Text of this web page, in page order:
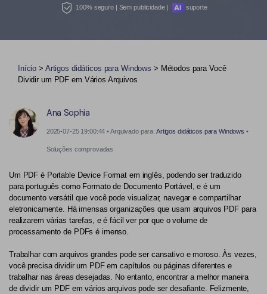
Juntar PDF
Leitor de PDF com IA
Mais ferramentas online
Cloud
PDFelement Cloud
Organizar PDF
Formulário PDF
Assinar Legalmente
Redigir Inteligente
Extrair Dados em PDF
PDF Protegido por Senha
Dicas de negócios
Conhecimento de PDF
Soluções de PDF para
Educação
Jurídico
Saúde
Governo
Publicação
100% seguro | Sem publicidade | suporte
Início > Artigos didáticos para Windows > Métodos para Você
Dividir um PDF em Vários Arquivos
Ana Sophia
2025-07-25 19:00:44 • Arquivado para: Artigos didáticos para Windows •
Soluções comprovadas
Um PDF é Portable Device Format em inglês, podendo ser traduzido
para português como Formato de Documento Portável, e é um
documento versátil que você pode visualizar, navegar e compartilhar
eletronicamente. Há imensas organizações que usam arquivos PDF para
realizarem várias tarefas, e é fácil ver por que o volume de
processamento de PDFs é imenso.
Trabalhar com arquivos grandes pode ser cansativo e moroso. Às vezes,
você precisa dividir um PDF em capítulos ou páginas diferentes e
trabalhar nas áreas desejadas. No entanto, encontrar a melhor maneira
de dividir um PDF em vários arquivos pode ser desafiante. Felizmente,